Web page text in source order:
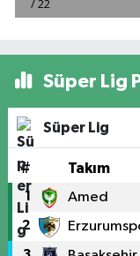
Süper Lig
Süper Lig
# Takım
1 Amed
2